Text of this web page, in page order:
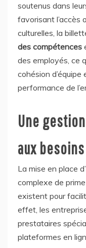
soutenus dans
favorisant l’accès
culturelles, la
des compétences
des employés, ce
cohésion
performance de
Une
aux besoins
La mise en place
complexe de
existent pour
effet, les
prestataires
plateformes en